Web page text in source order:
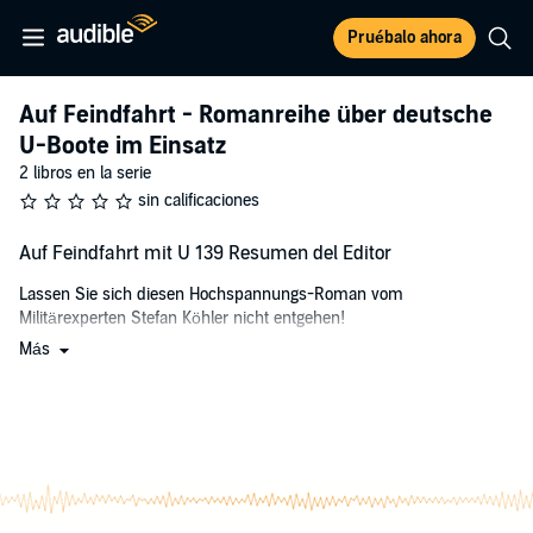
Pruébalo ahora
Auf Feindfahrt - Romanreihe über deutsche
U-Boote im Einsatz
2 libros en la serie
sin calificaciones
Auf Feindfahrt mit U 139 Resumen del Editor
Lassen Sie sich diesen Hochspannungs-Roman vom
Militärexperten Stefan Köhler nicht entgehen!
Nach seinem Bestseller
Kriegsgegner das Schlachtfeld betreten.
Más